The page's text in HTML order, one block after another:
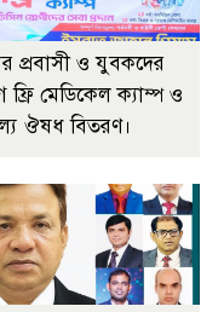
প্রবাসী ও যুবকদের
ফ্রি মেডিকেল ক্যাম্প ও
ঔষধ বিতরণ।